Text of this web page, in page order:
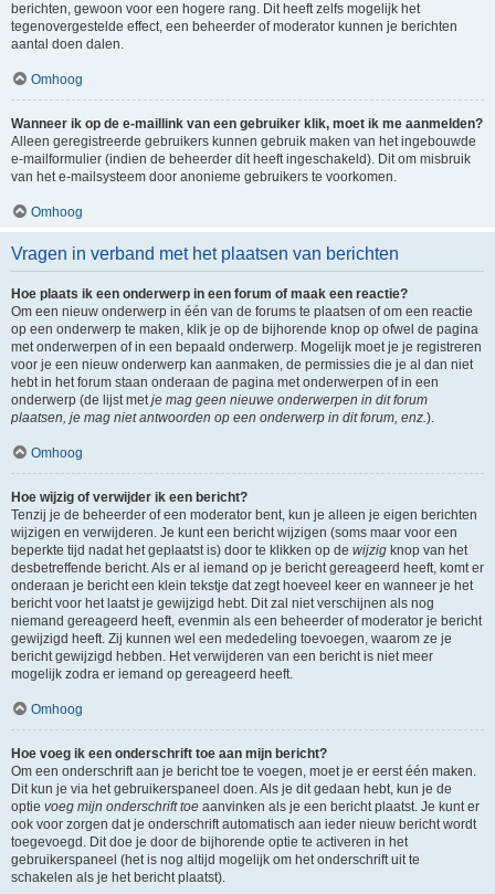
berichten, gewoon voor een hogere rang. Dit heeft zelfs mogelijk het
tegenovergestelde effect, een beheerder of moderator kunnen je berichten
aantal doen dalen.
Omhoog
Wanneer ik op de e-maillink van een gebruiker klik, moet ik me aanmelden?
Alleen geregistreerde gebruikers kunnen gebruik maken van het ingebouwde
e-mailformulier (indien de beheerder dit heeft ingeschakeld). Dit om misbruik
van het e-mailsysteem door anonieme gebruikers te voorkomen.
Omhoog
Vragen in verband met het plaatsen van berichten
Hoe plaats ik een onderwerp in een forum of maak een reactie?
Om een nieuw onderwerp in één van de forums te plaatsen of om een reactie
op een onderwerp te maken, klik je op de bijhorende knop op ofwel de pagina
met onderwerpen of in een bepaald onderwerp. Mogelijk moet je je registreren
voor je een nieuw onderwerp kan aanmaken, de permissies die je al dan niet
hebt in het forum staan onderaan de pagina met onderwerpen of in een
onderwerp (de lijst metje mag geen nieuwe onderwerpen in dit forum
plaatsen, je mag niet antwoorden op een onderwerp in dit forum, enz.).
Omhoog
Hoe wijzig of verwijder ik een bericht?
Tenzij je de beheerder of een moderator bent, kun je alleen je eigen berichten
wijzigen en verwijderen. Je kunt een bericht wijzigen (soms maar voor een
beperkte tijd nadat het geplaatst is) door te klikken op de wijzig knop van het
desbetreffende bericht. Als er al iemand op je bericht gereageerd heeft, komt er
onderaan je bericht een klein tekstje dat zegt hoeveel keer en wanneer je het
bericht voor het laatst je gewijzigd hebt. Dit zal niet verschijnen als nog
niemand gereageerd heeft, evenmin als een beheerder of moderator je bericht
gewijzigd heeft. Zij kunnen wel een mededeling toevoegen, waarom ze je
bericht gewijzigd hebben. Het verwijderen van een bericht is niet meer
mogelijk zodra er iemand op gereageerd heeft.
Omhoog
Hoe voeg ik een onderschrift toe aan mijn bericht?
Om een onderschrift aan je bericht toe te voegen, moet je er eerst één maken.
Dit kun je via het gebruikerspaneel doen. Als je dit gedaan hebt, kun je de
optie voeg mijn onderschrift toe aanvinken als je een bericht plaatst. Je kunt er
ook voor zorgen dat je onderschrift automatisch aan ieder nieuw bericht wordt
toegevoegd. Dit doe je door de bijhorende optie te activeren in het
gebruikerspaneel (het is nog altijd mogelijk om het onderschrift uit te
schakelen als je het bericht plaatst).